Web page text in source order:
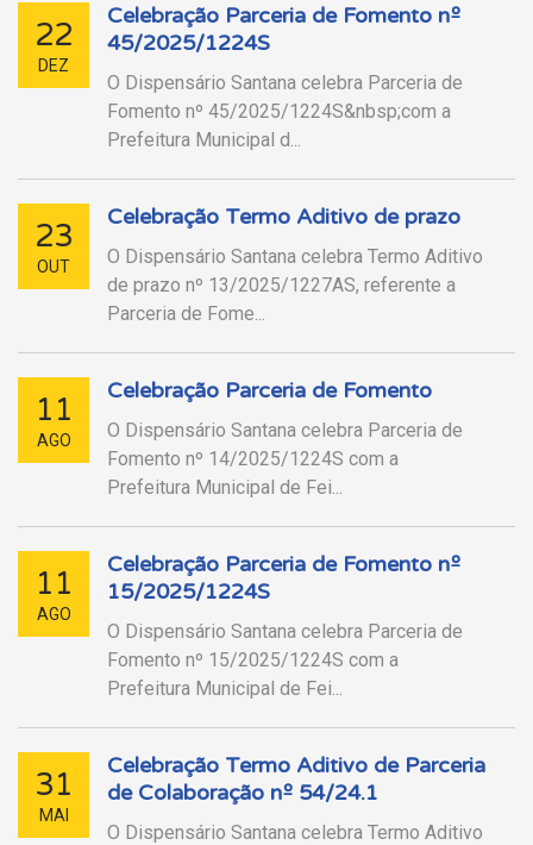
22
DEZ
Celebração Parceria de Fomento nº
45/2025/1224S
O Dispensário Santana celebra Parceria de
Fomento nº 45/2025/1224S&nbsp;com a
Prefeitura Municipal d...
23
OUT
Celebração Termo Aditivo de prazo
O Dispensário Santana celebra Termo Aditivo
de prazo nº 13/2025/1227AS, referente a
Parceria de Fome...
11
AGO
Celebração Parceria de Fomento
O Dispensário Santana celebra Parceria de
Fomento nº 14/2025/1224S com a
Prefeitura Municipal de Fei...
11
AGO
Celebração Parceria de Fomento nº
15/2025/1224S
O Dispensário Santana celebra Parceria de
Fomento nº 15/2025/1224S com a
Prefeitura Municipal de Fei...
31
MAI
Celebração Termo Aditivo de Parceria
de Colaboração nº 54/24.1
O Dispensário Santana celebra Termo Aditivo